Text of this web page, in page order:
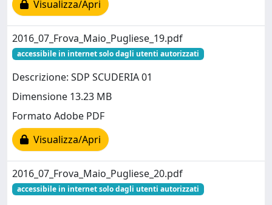
Visualizza/Apri
2016_07_Frova_Maio_Pugliese_19.pdf
accessibile in internet solo dagli utenti autorizzati
Descrizione: SDP SCUDERIA 01
Dimensione 13.23 MB
Formato Adobe PDF
Visualizza/Apri
2016_07_Frova_Maio_Pugliese_20.pdf
accessibile in internet solo dagli utenti autorizzati